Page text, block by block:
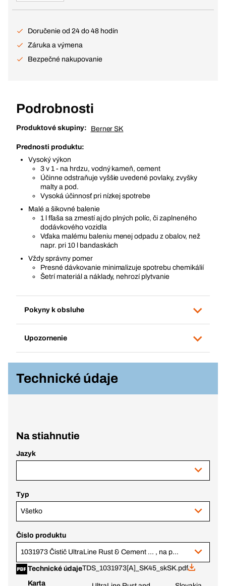
Doručenie od 24 do 48 hodín
Záruka a výmena
Bezpečné nakupovanie
Podrobnosti
Produktové skupiny: Berner SK
Prednosti produktu:
Vysoký výkon
3 v 1 - na hrdzu, vodný kameň, cement
Účinne odstraňuje vyššie uvedené povlaky, zvyšky
malty a pod.
Vysoká účinnosť pri nízkej spotrebe
Malé a šikovné balenie
1 l fľaša sa zmestí aj do plných políc, či zaplneného
dodávkového vozidla
Vďaka malému baleniu menej odpadu z obalov, než
napr. pri 10 l bandaskách
Vždy správny pomer
Presné dávkovanie minimalizuje spotrebu chemikálií
Šetrí materiál a náklady, nehrozí plytvanie
Pokyny k obsluhe
Upozornenie
Technické údaje
Na stiahnutie
Jazyk
Typ
Všetko
Číslo produktu
1031973 Čistič UltraLine Rust & Cement ... , na povlaky, 1 l dávkovacia fľaša
Technické údajeTDS_1031973[A]_SK45_skSK.pdf
Karta